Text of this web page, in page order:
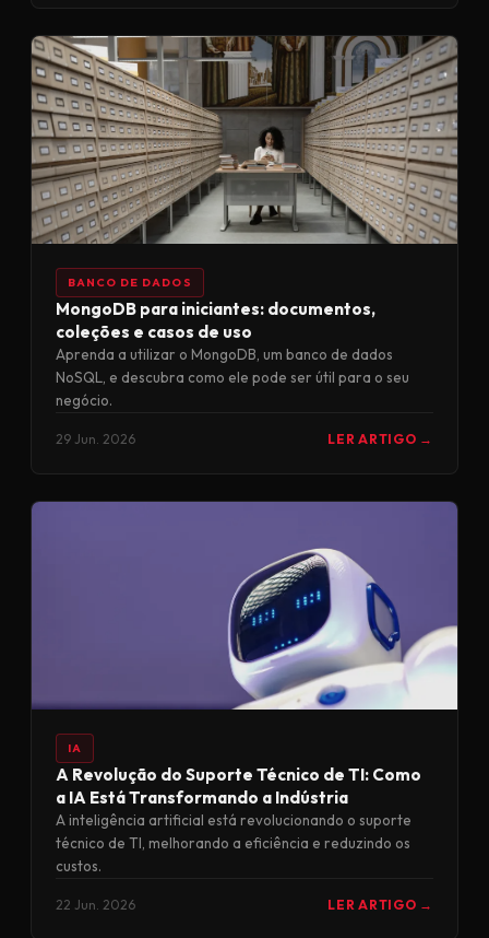
BANCO DE DADOS
MongoDB para iniciantes: documentos,
coleções e casos de uso
Aprenda a utilizar o MongoDB, um banco de dados
NoSQL, e descubra como ele pode ser útil para o seu
negócio.
29 Jun. 2026 LER ARTIGO →
IA
A Revolução do Suporte Técnico de TI: Como
a IA Está Transformando a Indústria
A inteligência artificial está revolucionando o suporte
técnico de TI, melhorando a eficiência e reduzindo os
custos.
22 Jun. 2026 LER ARTIGO →